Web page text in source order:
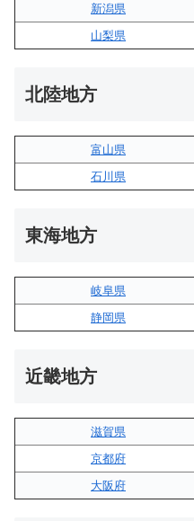
新潟県
山梨県
北陸地方
富山県
石川県
東海地方
岐阜県
静岡県
近畿地方
滋賀県
京都府
大阪府